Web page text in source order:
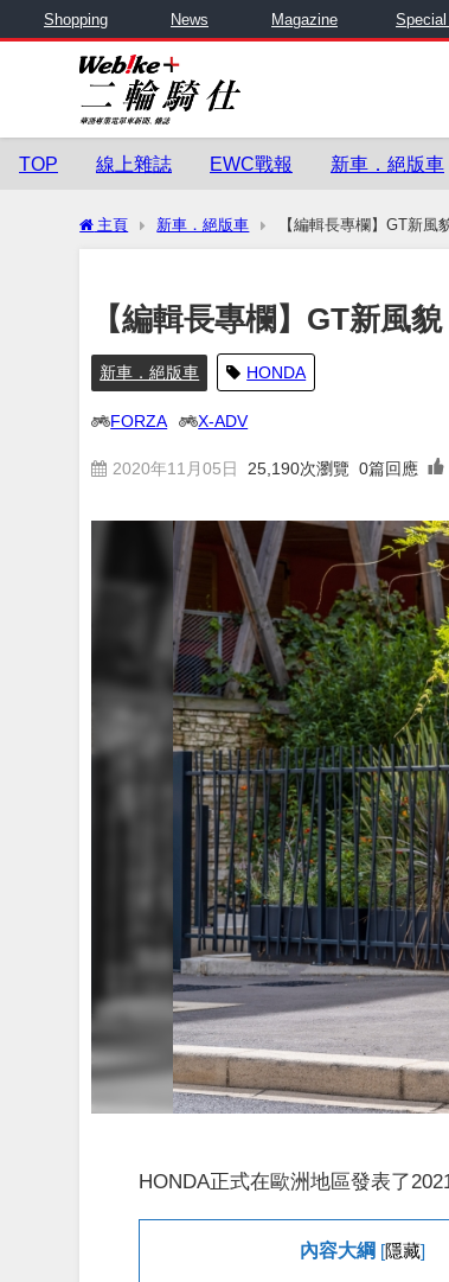
Shopping News Magazine Special
TOP 線上雜誌 EWC戰報 新車．絕版車
主頁 新車．絕版車 【編輯長專欄】GT新風
【編輯長專欄】GT新風
新車．絕版車 HONDA
FORZA X-ADV
2020年11月05日 25,190次瀏覽 0篇回應
HONDA正式在歐洲地區發表了
內容大綱 [隱藏]